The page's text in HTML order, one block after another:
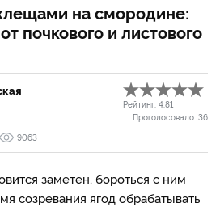
на смородине:
почкового и листового
Рейтинг: 4.81
Проголосовало: 36
9063
заметен, бороться с ним
созревания ягод обрабатывать